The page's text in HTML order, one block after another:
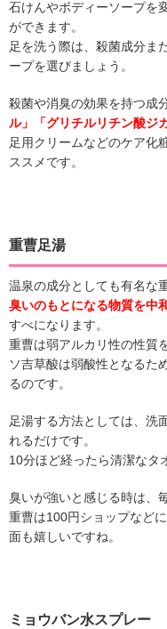
石けんやボディーソープを
ができます。
足を洗う際は、殺菌成分ま
ープを選びましょう。
殺菌や消臭の効果を持つ成分
ル」「グリチルリチン酸ジ
足用クリームなどのケア化
ススメです。
重曹足湯
温泉の成分としても有名な
臭いのもとになる物質を中
すべになります。
重曹は弱アルカリ性の性質
ソ吉草酸は弱酸性となるた
るのです。
足湯する方法としては、洗
れるだけです。
10分ほど経ったら清潔なタ
臭いが強いと感じる時は、
重曹は100円ショップなど
面も嬉しいですね。
ミョウバン水スプレー